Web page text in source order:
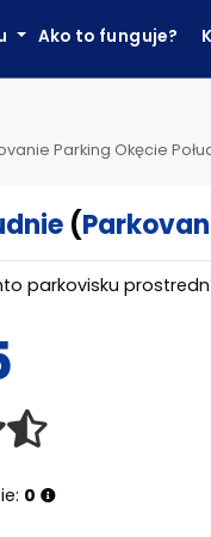
Ako to funguje?
Parking Okęcie
(
parkovisku
0